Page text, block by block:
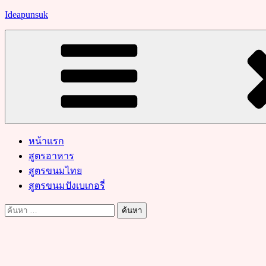
Skip
Ideapunsuk
หน้าแรก
สูตรอาหาร
สูตรขนมไทย
สูตรขนมปังเบเกอรี่
ค้นหา